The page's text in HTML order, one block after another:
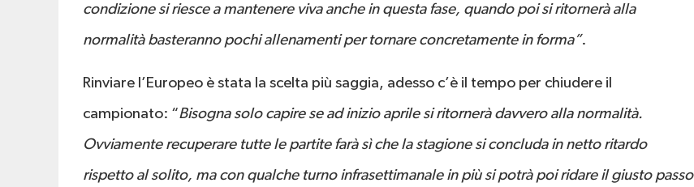
condizione si riesce a mantenere viva anche in questa fase, quando poi si ritornerà alla
normalità basteranno pochi allenamenti per tornare concretamente in forma”.
Rinviare l’Europeo è stata la scelta più saggia, adesso c’è il tempo per chiudere il
campionato: “Bisogna solo capire se ad inizio aprile si ritornerà davvero alla normalità.
Ovviamente recuperare tutte le partite farà sì che la stagione si concluda in netto ritardo
rispetto al solito, ma con qualche turno infrasettimanale in più si potrà poi ridare il giusto passo